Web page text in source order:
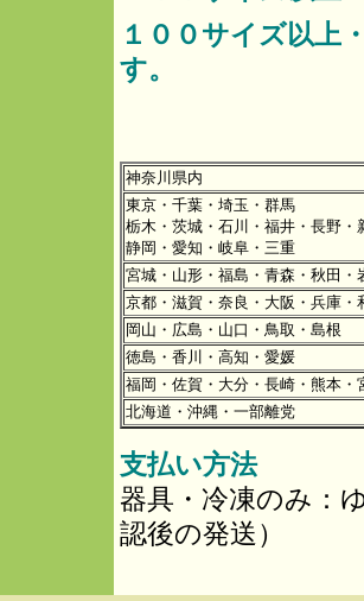
１００サイズ以上
す。
神奈川県内
東京・千葉・埼玉・群馬
栃木・茨城・石川・福井・長野・
静岡・愛知・岐阜・三重
宮城・山形・福島・青森・秋田・
京都・滋賀・奈良・大阪・兵庫・
岡山・広島・山口・鳥取・島根
徳島・香川・高知・愛媛
福岡・佐賀・大分・長崎・熊本・
北海道・沖縄・一部離党
支払い方法
器具・冷凍のみ：
認後の発送）